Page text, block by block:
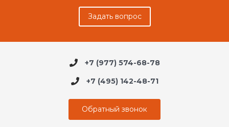
Задать вопрос
+7 (977) 574-68-78
+7 (495) 142-48-71
Обратный звонок